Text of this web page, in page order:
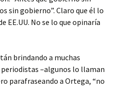
sin gobierno”. Claro que él lo
EE.UU. No se lo que opinaría
brindando a muchas
periodistas –algunos lo llaman
parafraseando a Ortega, “no